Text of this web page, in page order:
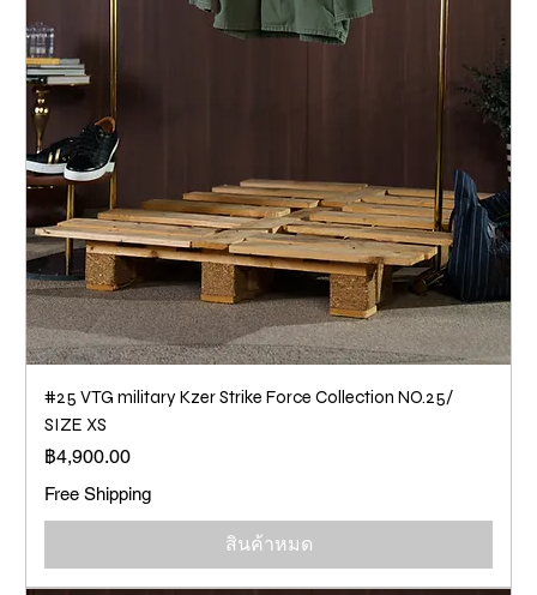
#25 VTG military Kzer Strike Force Collection NO.25/
SIZE XS
ราคา
฿4,900.00
Free Shipping
สินค้าหมด